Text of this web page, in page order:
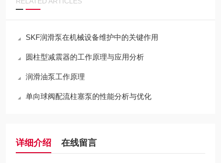
SKF润滑泵在机械设备维护中的关键作用
圆柱型减震器的工作原理与应用分析
润滑油泵工作原理
单向球阀配流柱塞泵的性能分析与优化
详细介绍 在线留言